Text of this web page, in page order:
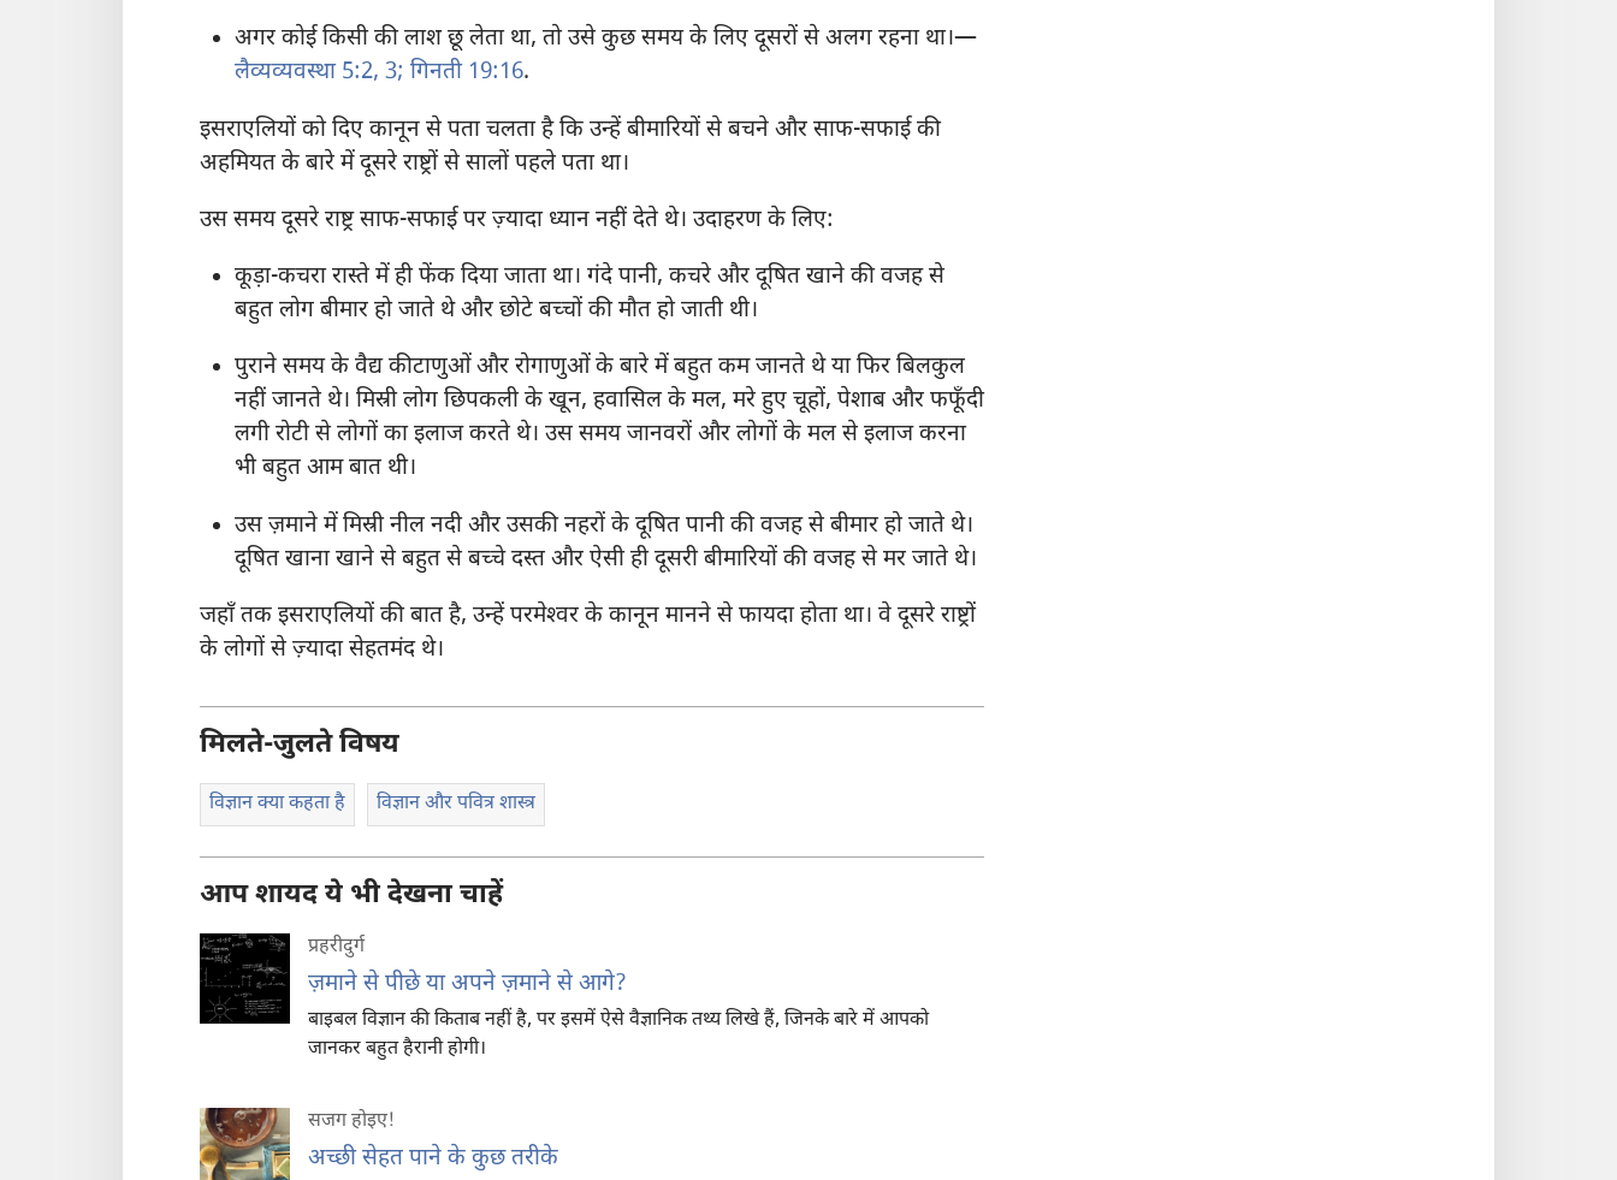
अगर कोई किसी की लाश छू लेता था, तो उसे कुछ समय के लिए दूसरों से अलग रहना था।—
लैव्यव्यवस्था 5:2, 3; गिनती 19:16.
इसराएलियों को दिए कानून से पता चलता है कि उन्हें बीमारियों से बचने और साफ-सफाई की
अहमियत के बारे में दूसरे राष्ट्रों से सालों पहले पता था।
उस समय दूसरे राष्ट्र साफ-सफाई पर ज़्यादा ध्यान नहीं देते थे। उदाहरण के लिए:
कूड़ा-कचरा रास्ते में ही फेंक दिया जाता था। गंदे पानी, कचरे और दूषित खाने की वजह से
बहुत लोग बीमार हो जाते थे और छोटे बच्चों की मौत हो जाती थी।
पुराने समय के वैद्य कीटाणुओं और रोगाणुओं के बारे में बहुत कम जानते थे या फिर बिलकुल
नहीं जानते थे। मिस्री लोग छिपकली के खून, हवासिल के मल, मरे हुए चूहों, पेशाब और फफूँदी
लगी रोटी से लोगों का इलाज करते थे। उस समय जानवरों और लोगों के मल से इलाज करना
भी बहुत आम बात थी।
उस ज़माने में मिस्री नील नदी और उसकी नहरों के दूषित पानी की वजह से बीमार हो जाते थे।
दूषित खाना खाने से बहुत से बच्चे दस्त और ऐसी ही दूसरी बीमारियों की वजह से मर जाते थे।
जहाँ तक इसराएलियों की बात है, उन्हें परमेश्‍वर के कानून मानने से फायदा होता था। वे दूसरे राष्ट्रों
के लोगों से ज़्यादा सेहतमंद थे।
मिलते-जुलते विषय
विज्ञान क्या कहता है विज्ञान और पवित्र शास्त्र
आप शायद ये भी देखना चाहें
प्रहरीदुर्ग
ज़माने से पीछे या अपने ज़माने से आगे?
बाइबल विज्ञान की किताब नहीं है, पर इसमें ऐसे वैज्ञानिक तथ्य लिखे हैं, जिनके बारे में आपको
जानकर बहुत हैरानी होगी।
सजग होइए‍!
अच्छी सेहत पाने के कुछ तरीके